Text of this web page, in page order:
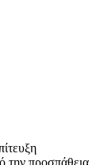
την προσπάθεια